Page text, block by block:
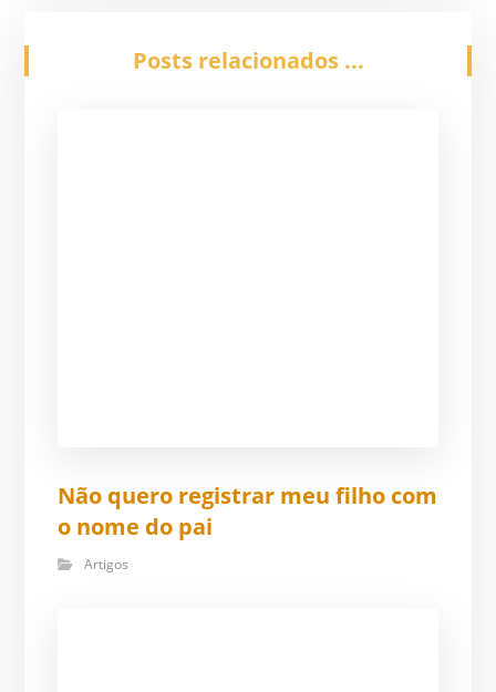
Posts relacionados ...
Não quero registrar meu filho com
o nome do pai
Artigos